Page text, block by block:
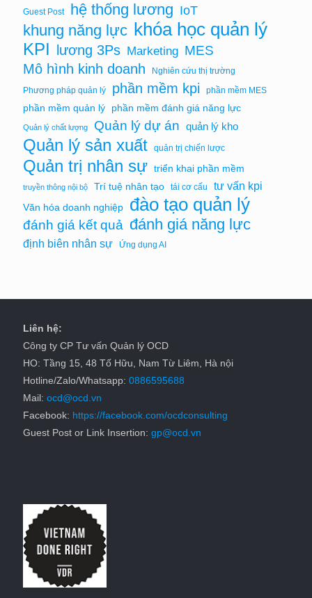
Guest Post hệ thống lương IoT
khung năng lực khóa học quản lý
KPI lương 3Ps Marketing MES
Mô hình kinh doanh
Nghiên cứu thị trường
Phương pháp quản lý
phần mềm kpi phần mềm MES
phần mềm quản lý phần mềm đánh giá năng lực
Quản lý chất lượng Quản lý dự án quản lý kho
Quản lý sản xuất quản trị chiến lược
Quản trị nhân sự triển khai phần mềm
truyền thông nội bộ Trí tuệ nhân tạo tái cơ cấu tư vấn kpi
Văn hóa doanh nghiệp đào tạo quản lý
đánh giá kết quả đánh giá năng lực
định biên nhân sự Ứng dụng AI
Liên hệ:
Công ty CP Tư vấn Quản lý OCD
HO: Tầng 15, 48 Tố Hữu, Nam Từ Liêm, Hà nội
Hotline/Zalo/Whatsapp: 0886595688
Mail: ocd@ocd.vn
Facebook: https://facebook.com/ocdconsulting
Guest Post or Link Insertion: gp@ocd.vn